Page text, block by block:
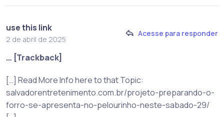
use this link
2 de abril de 2025
Acesse para responder
… [Trackback]
[…] Read More Info here to that Topic:
salvadorentretenimento.com.br/projeto-preparando-o-
forro-se-apresenta-no-pelourinho-neste-sabado-29/